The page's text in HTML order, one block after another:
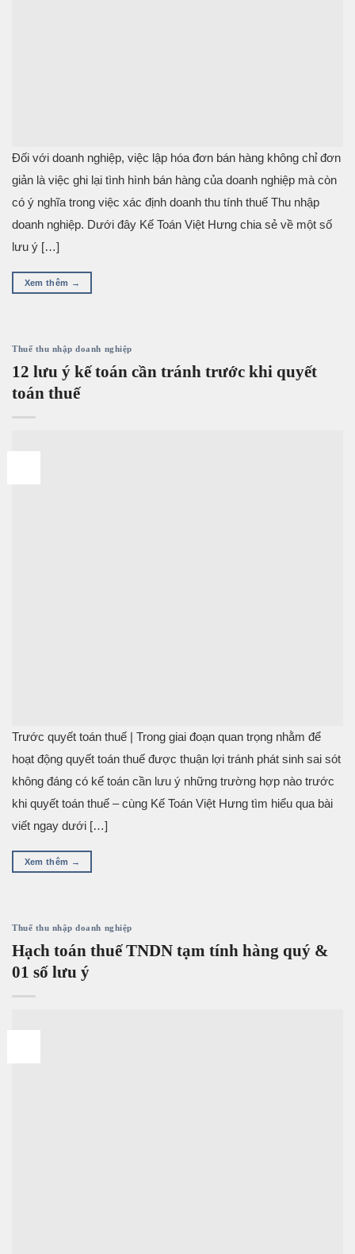
Đối với doanh nghiệp, việc lập hóa đơn bán hàng không chỉ đơn
giản là việc ghi lại tình hình bán hàng của doanh nghiệp mà còn
có ý nghĩa trong việc xác định doanh thu tính thuế Thu nhập
doanh nghiệp. Dưới đây Kế Toán Việt Hưng chia sẻ về một số
lưu ý […]
Xem thêm →
Thuế thu nhập doanh nghiệp
12 lưu ý kế toán cần tránh trước khi quyết
toán thuế
Trước quyết toán thuế | Trong giai đoạn quan trọng nhằm để
hoạt động quyết toán thuế được thuận lợi tránh phát sinh sai sót
không đáng có kế toán cần lưu ý những trường hợp nào trước
khi quyết toán thuế – cùng Kế Toán Việt Hưng tìm hiểu qua bài
viết ngay dưới […]
Xem thêm →
Thuế thu nhập doanh nghiệp
Hạch toán thuế TNDN tạm tính hàng quý &
01 số lưu ý